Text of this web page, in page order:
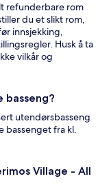
refunderbare rom
du et slikt rom,
innsjekking,
Husk å ta
vilkår og
basseng?
utendørsbasseng
bassenget fra kl.
Village - All